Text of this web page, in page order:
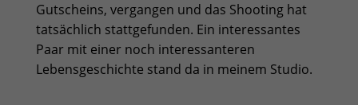
Gutscheins, vergangen und das Shooting hat
tatsächlich stattgefunden. Ein interessantes
Paar mit einer noch interessanteren
Lebensgeschichte stand da in meinem Studio.